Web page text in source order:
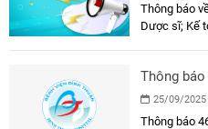
Thông báo
Dược sĩ; Kế
Thông
dụng hợp
chuyên
25/09/2025
Thông báo